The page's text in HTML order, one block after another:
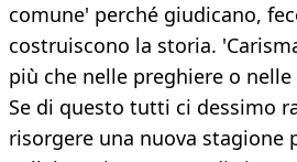
comune' perché giudicano,
costruiscono la storia.
più che nelle preghiere o
Se di questo tutti ci dessimo
risorgere una nuova stagione